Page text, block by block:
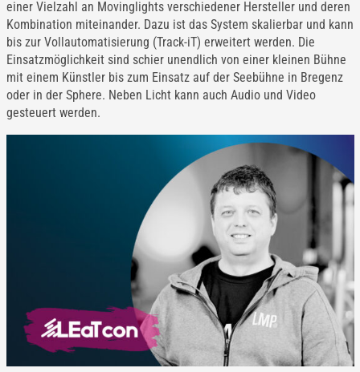
einer Vielzahl an Movinglights verschiedener Hersteller und deren
Kombination miteinander. Dazu ist das System skalierbar und kann
bis zur Vollautomatisierung (Track-iT) erweitert werden. Die
Einsatzmöglichkeit sind schier unendlich von einer kleinen Bühne
mit einem Künstler bis zum Einsatz auf der Seebühne in Bregenz
oder in der Sphere. Neben Licht kann auch Audio und Video
gesteuert werden.